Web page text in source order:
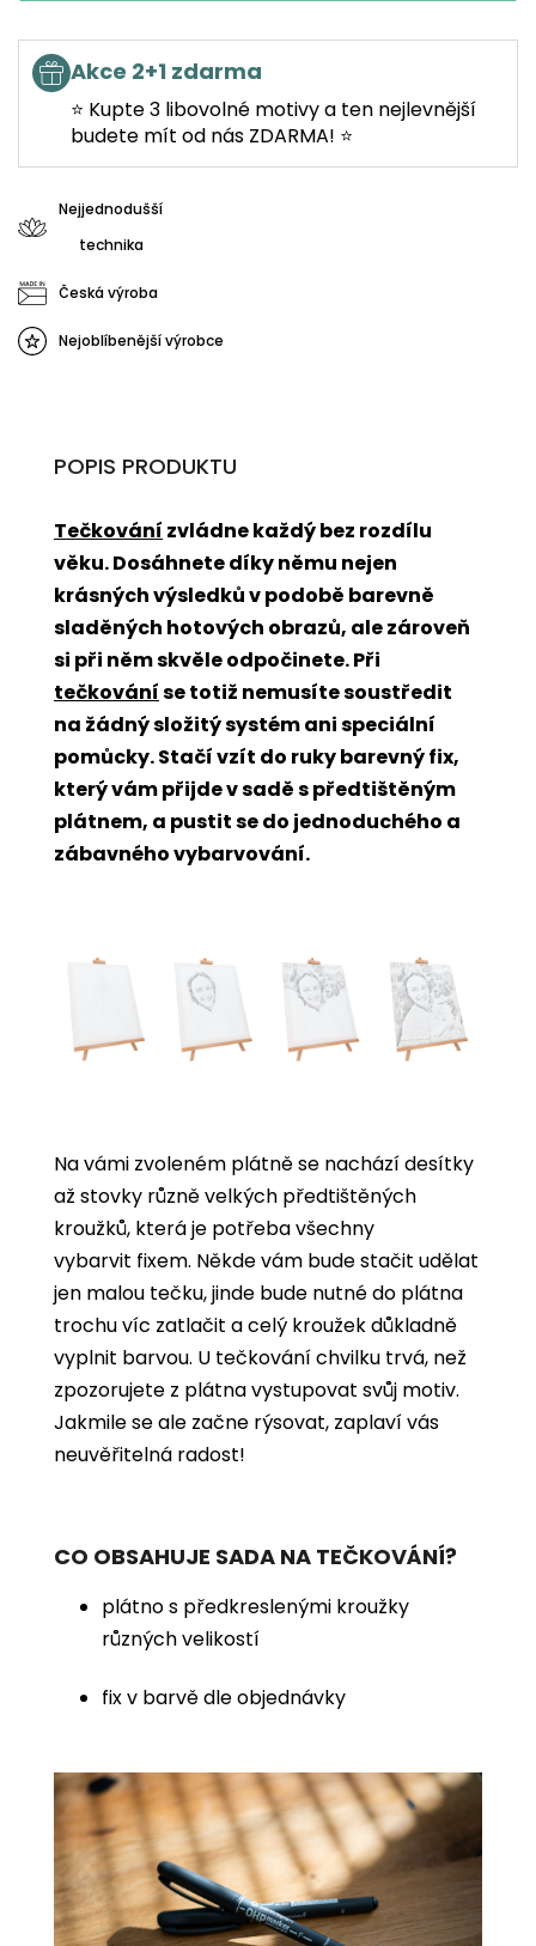
Akce 2+1 zdarma
⭐ Kupte 3 libovolné motivy a ten nejlevnější
budete mít od nás ZDARMA! ⭐
Nejjednodušší
technika
Česká výroba
Nejoblíbenější výrobce
POPIS PRODUKTU
Tečkování zvládne každý bez rozdílu
věku. Dosáhnete díky němu nejen
krásných výsledků v podobě barevně
sladěných hotových obrazů, ale zároveň
si při něm skvěle odpočinete. Při
tečkováníse totiž nemusíte soustředit
na žádný složitý systém ani speciální
pomůcky. Stačí vzít do ruky barevný fix,
který vám přijde v sadě s předtištěným
plátnem, a pustit se do jednoduchého a
zábavného vybarvování.
Na vámi zvoleném plátně se nachází desítky
až stovky různě velkých předtištěných
kroužků, která je potřeba všechny
vybarvit fixem. Někde vám bude stačit udělat
jen malou tečku, jinde bude nutné do plátna
trochu víc zatlačit a celý kroužek důkladně
vyplnit barvou. U tečkování chvilku trvá, než
zpozorujete z plátna vystupovat svůj motiv.
Jakmile se ale začne rýsovat, zaplaví vás
neuvěřitelná radost!
CO OBSAHUJE SADA NA TEČKOVÁNÍ?
plátno s předkreslenými kroužky
různých velikostí
fix v barvě dle objednávky